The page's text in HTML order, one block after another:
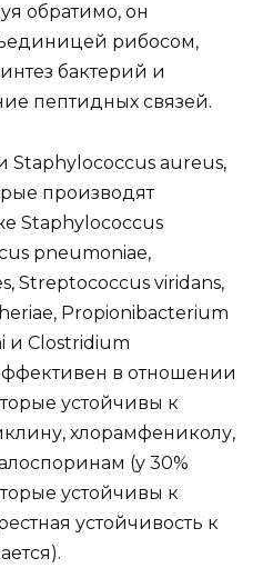
обратимо, он
рибосом,
бактерий и
пептидных связей.
Staphylococcus aureus,
производят
Staphylococcus
pneumoniae,
Streptococcus viridans,
Propionibacterium
и Clostridium
в отношении
устойчивы к
хлорамфениколу,
(у 30%
устойчивы к
устойчивость к